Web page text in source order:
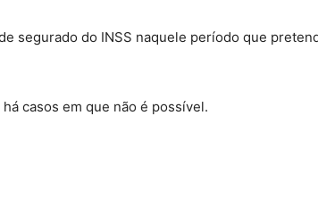
segurado do INSS naquele período que
casos em que não é possível.